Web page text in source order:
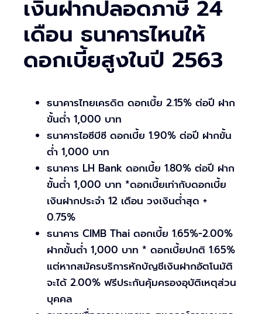
เงินฝากปลอดภาษี 24
เดือน ธนาคารไหนให้
ดอกเบี้ยสูงในปี 2563
ธนาคารไทยเครดิต ดอกเบี้ย 2.15% ต่อปี ฝาก
ขั้นต่ำ 1,000 บาท
ธนาคารไอซีบีซี ดอกเบี้ย 1.90% ต่อปี ฝากขั้น
ต่ำ 1,000 บาท
ธนาคาร LH Bank ดอกเบี้ย 1.80% ต่อปี ฝาก
ขั้นต่ำ 1,000 บาท *ดอกเบี้ยเท่ากับดอกเบี้ย
เงินฝากประจำ 12 เดือน วงเงินต่ำสุด +
0.75%
ธนาคาร CIMB Thai ดอกเบี้ย 1.65%-2.00%
ฝากขั้นต่ำ 1,000 บาท * ดอกเบี้ยปกติ 1.65%
แต่หากสมัครบริการหักบัญชีเงินฝากอัตโนมัติ
จะได้ 2.00% ฟรีประกันคุ้มครองอุบัติเหตุส่วน
บุคคล